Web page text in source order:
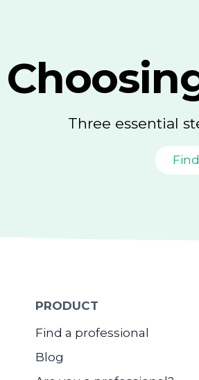
Three essential
PRODUCT
Find a professional
Blog